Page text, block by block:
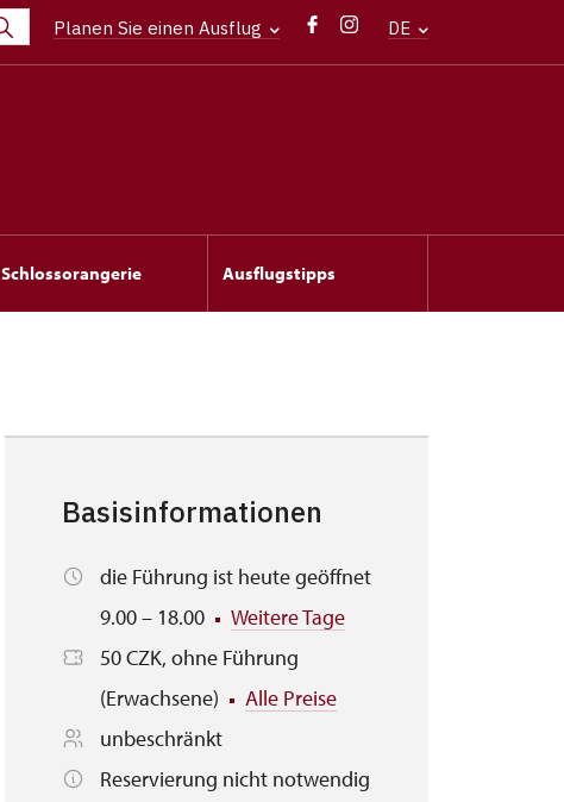
Planen Sie einen Ausflug DE
Schlossorangerie Ausflugstipps
Basisinformationen
die Führung ist heute geöffnet
9.00 – 18.00
Weitere Tage
50 CZK, ohne Führung
(Erwachsene)
Alle Preise
unbeschränkt
Reservierung nicht notwendig